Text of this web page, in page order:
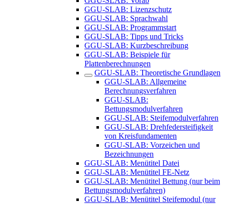
GGU-SLAB: Lizenzschutz
GGU-SLAB: Sprachwahl
GGU-SLAB: Programmstart
GGU-SLAB: Tipps und Tricks
GGU-SLAB: Kurzbeschreibung
GGU-SLAB: Beispiele für
Plattenberechnungen
GGU-SLAB: Theoretische Grundlagen
GGU-SLAB: Allgemeine
Berechnungsverfahren
GGU-SLAB:
Bettungsmodulverfahren
GGU-SLAB: Steifemodulverfahren
GGU-SLAB: Drehfedersteifigkeit
von Kreisfundamenten
GGU-SLAB: Vorzeichen und
Bezeichnungen
GGU-SLAB: Menütitel Datei
GGU-SLAB: Menütitel FE-Netz
GGU-SLAB: Menütitel Bettung (nur beim
Bettungsmodulverfahren)
GGU-SLAB: Menütitel Steifemodul (nur